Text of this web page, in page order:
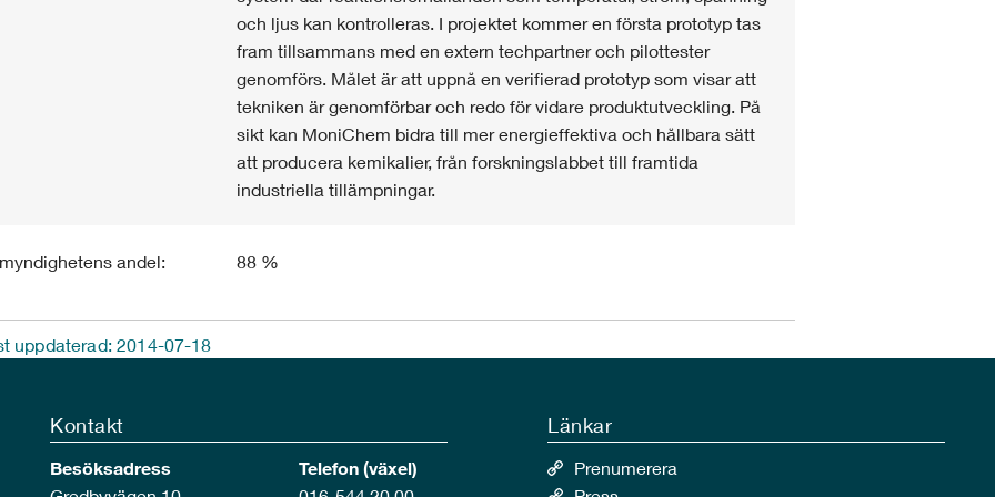
och ljus kan kontrolleras. I projektet kommer en första prototyp tas
fram tillsammans med en extern techpartner och pilottester
genomförs. Målet är att uppnå en verifierad prototyp som visar att
tekniken är genomförbar och redo för vidare produktutveckling. På
sikt kan MoniChem bidra till mer energieffektiva och hållbara sätt
att producera kemikalier, från forskningslabbet till framtida
industriella tillämpningar.
andel: 88 %
uppdaterad: 2014-07-18
Kontakt
Besöksadress
Telefon (växel)
Länkar
Prenumerera